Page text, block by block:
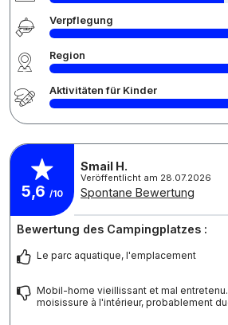
Verpflegung
Region
Aktivitäten für Kinder
5,6 /10
Smail H.
Veröffentlicht am 28.07.2026
Spontane Bewertung
Bewertung des Campingplatzes :
Le parc aquatique, l'emplacement
Mobil-home vieillissant et mal
moisissure à l'intérieur, probablement